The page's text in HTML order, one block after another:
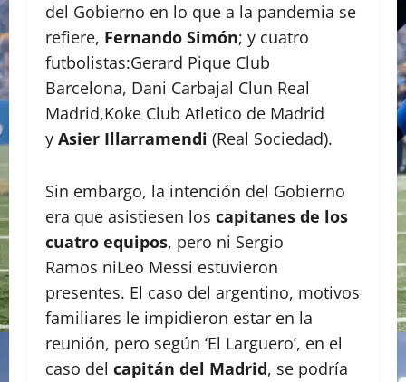
del Gobierno en lo que a la pandemia se
refiere, Fernando Simón; y cuatro
futbolistas:Gerard Pique Club
Barcelona, Dani Carbajal Clun Real
Madrid,Koke Club Atletico de Madrid
y Asier Illarramendi (Real Sociedad).
Sin embargo, la intención del Gobierno
era que asistiesen los capitanes de los
cuatro equipos, pero ni Sergio
Ramos niLeo Messi estuvieron
presentes. El caso del argentino, motivos
familiares le impidieron estar en la
reunión, pero según ‘El Larguero’, en el
caso del capitán del Madrid, se podría